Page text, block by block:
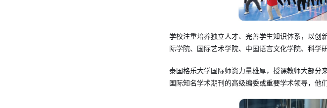
学校注重培养独立人才、完善学生知识体系，以创
际学院、国际艺术学院、中国语言文化学院、科学
泰国格乐大学国际师资力量雄厚，授课教师大部分
国际知名学术期刊的高级编委或重要学术领导，他